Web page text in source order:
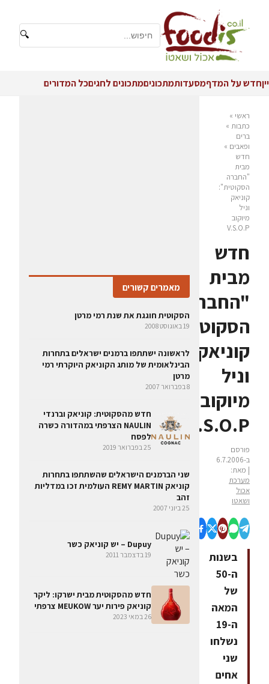
🔍
ייןחדש על המדףמסעדותמתכוניםמתכונים לחגיםכל המדורים
ראשי »
כתבות »
ברים
ופאבים »
חדש
מבית
"החברה
הסקוטית":
קוניאק
וניל
מיוקוב
V.S.O.P
חדש
מבית
"החברה
הסקוטית":
קוניאק
וניל
מיוקוב
V.S.O.P
פורסם
ב-6.7.2006
| מאת:
מערכת
אכול
ושאטו
בשנות
ה-50
של
המאה
ה-19
נשלחו
שני
אחים
מאמרים קשורים
הסקוטית חוגגת את שנת רמי מרטן
19 באוגוסט 2008
לראשונה ישתתפו ברמנים ישראלים בתחרות
הבינלאומית של מותג הקוניאק היוקרתי רמי
מרטן
8 בפברואר 2007
חדש מהסקוטית: קוניאק וברנדי
NAULIN הצרפתי במהדורה כשרה
לפסח
25 בפברואר 2019
שני הברמנים הישראלים שהשתתפו בתחרות
קוניאק REMY MARTIN העולמית זכו במדליות
זהב
25 ביוני 2007
Dupuy – יש קוניאק כשר
19 בדצמבר 2011
חדש מהסקוטית מבית ישרקו: ליקר
קוניאק פירות יער MEUKOW צרפתי
26 במאי 2023